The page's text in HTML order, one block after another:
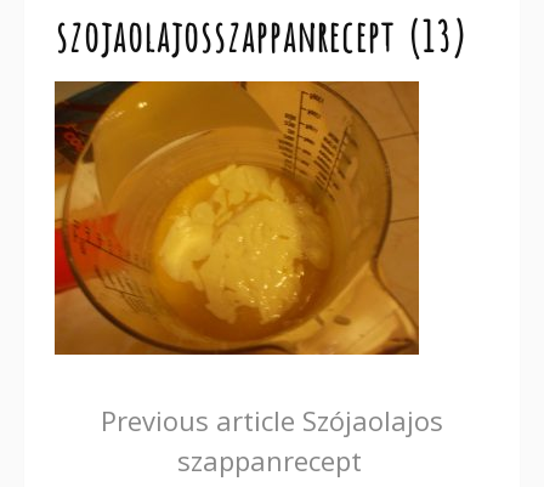
szojaolajosszappanrecept (13)
Continue
Reading
Previous article Szójaolajos
szappanrecept